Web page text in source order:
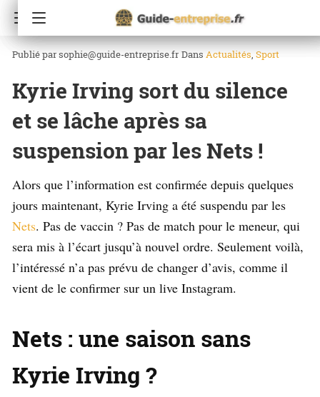
Accueil
sophie@guide-entreprise.fr Dans Actualités Sport
Kyrie Irving sort du silence
et se lâche après sa
suspension par les Nets !
Alors que l’information est confirmée depuis quelques
jours maintenant, Kyrie Irving a été suspendu par les
Nets. Pas de vaccin ? Pas de match pour le meneur, qui
sera mis à l’écart jusqu’à nouvel ordre. Seulement voilà,
l’intéressé n’a pas prévu de changer d’avis, comme il
vient de le confirmer sur un live Instagram.
Nets : une saison sans
Kyrie Irving ?